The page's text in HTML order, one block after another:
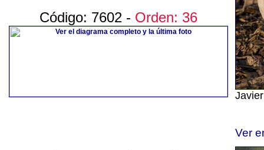
Código: 7602 - Orden: 36
Ver